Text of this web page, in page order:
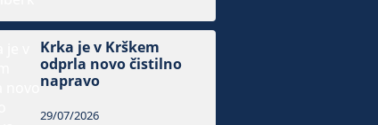
Krka je v Krškem
odprla novo čistilno
napravo
29/07/2026